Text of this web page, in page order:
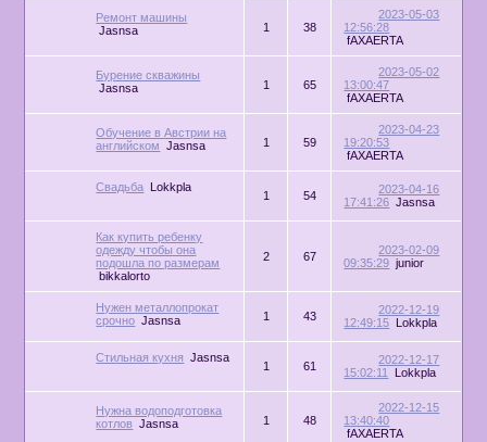
Ремонт машины
Jasnsa
1 38
2023-05-03
12:56:28
fAXAERTA
Бурение скважины
Jasnsa
1 65
2023-05-02
13:00:47
fAXAERTA
Обучение в Австрии на
английском
Jasnsa 1 59
2023-04-23
19:20:53
fAXAERTA
Свадьба Lokkpla
1 54
2023-04-16
17:41:26 Jasnsa
Как купить ребенку
одежду чтобы она
подошла по размерам
bikkalorto
2 67
2023-02-09
09:35:29 junior
Нужен металлопрокат
срочно Jasnsa 1 43
2022-12-19
12:49:15
Lokkpla
Стильная кухня Jasnsa
1 61
2022-12-17
15:02:11
Lokkpla
Нужна водоподготовка
котлов Jasnsa 1 48
2022-12-15
13:40:40
fAXAERTA